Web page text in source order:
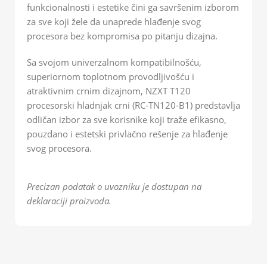
funkcionalnosti i estetike čini ga savršenim izborom
za sve koji žele da unaprede hlađenje svog
procesora bez kompromisa po pitanju dizajna.
Sa svojom univerzalnom kompatibilnošću,
superiornom toplotnom provodljivošću i
atraktivnim crnim dizajnom, NZXT T120
procesorski hladnjak crni (RC-TN120-B1) predstavlja
odličan izbor za sve korisnike koji traže efikasno,
pouzdano i estetski privlačno rešenje za hlađenje
svog procesora.
Precizan podatak o uvozniku je dostupan na
deklaraciji proizvoda.